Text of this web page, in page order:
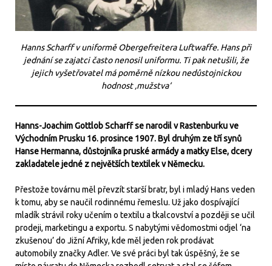
Hanns Scharff v uniformě Obergefreitera Luftwaffe. Hans při
jednání se zajatci často nenosil uniformu. Ti pak netušili, že
jejich vyšetřovatel má poměrně nízkou nedůstojnickou
hodnost ‚mužstva‘
Hanns-Joachim Gottlob Scharff se narodil v Rastenburku ve
Východním Prusku 16. prosince 1907. Byl druhým ze tří synů
Hanse Hermanna, důstojníka pruské armády a matky Else, dcery
zakladatele jedné z největších textilek v Německu.
Přestože továrnu měl převzít starší bratr, byl i mladý Hans veden
k tomu, aby se naučil rodinnému řemeslu. Už jako dospívající
mladík strávil roky učením o textilu a tkalcovství a později se učil
prodeji, marketingu a exportu. S nabytými vědomostmi odjel ‘na
zkušenou’ do Jižní Afriky, kde měl jeden rok prodávat
automobily značky Adler. Ve své práci byl tak úspěšný, že se